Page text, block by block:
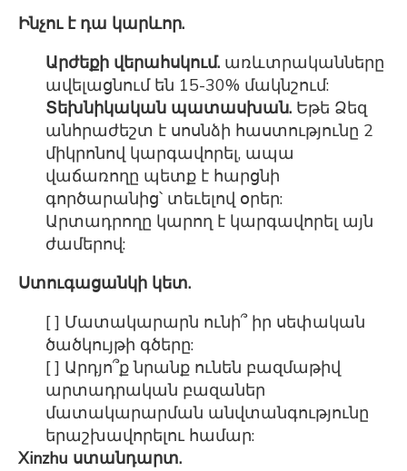
Ինչու է դա կարևոր.
Արժեքի վերահսկում. առևտրականները
ավելացնում են 15-30% մակնշում:
Տեխնիկական պատասխան. Եթե Ձեզ
անհրաժեշտ է սոսնձի հաստությունը 2
միկրոնով կարգավորել, ապա
վաճառողը պետք է հարցնի
գործարանից՝ տեւելով օրեր:
Արտադրողը կարող է կարգավորել այն
ժամերով:
Ստուգացանկի կետ.
[ ] Մատակարարն ունի՞ իր սեփական
ծածկույթի գծերը:
[ ] Արդյո՞ք նրանք ունեն բազմաթիվ
արտադրական բազաներ
մատակարարման անվտանգությունը
երաշխավորելու համար:
Xinzhu ստանդարտ.